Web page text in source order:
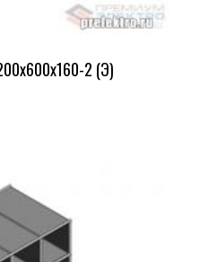
2 (Э)